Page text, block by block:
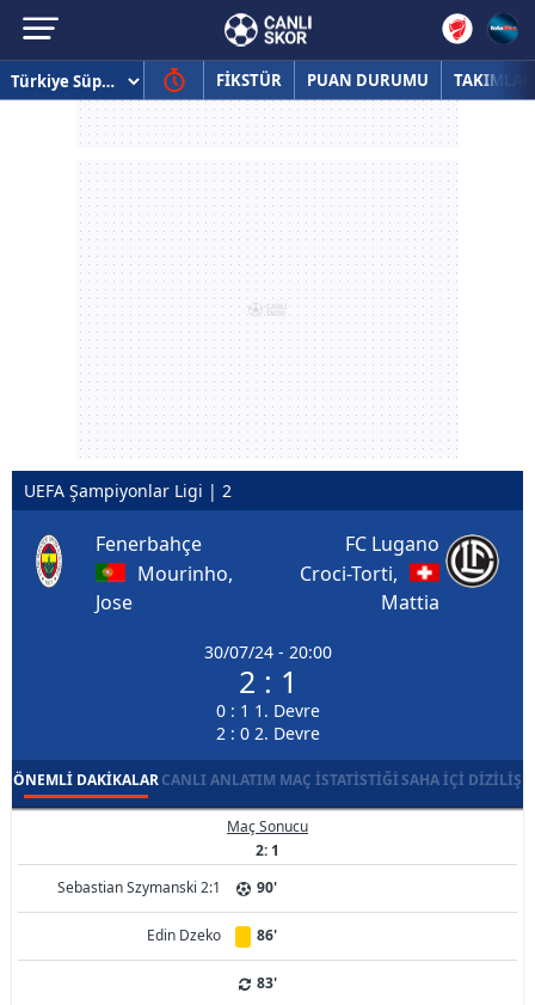
FİKSTÜR PUAN DURUMU TAKIMLAR
UEFA Şampiyonlar Ligi | 2
Fenerbahçe
Mourinho,
Jose
30/07/24 - 20:00
2 : 1
0 : 1 1. Devre
2 : 0 2. Devre
FC Lugano
Croci-Torti,
Mattia
ÖNEMLI DAKIKALARCANLI ANLATIM MAÇ İSTATISTIĞISAHA İÇI DIZILIŞ
Maç Sonucu
2: 1
Sebastian Szymanski 2:1
90'
Edin Dzeko 86'
83'